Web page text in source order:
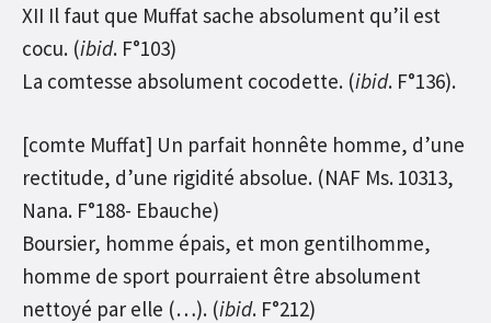
XII Il faut que Muffat sache absolument qu’il est
cocu. (ibid. F°103)
La comtesse absolument cocodette. (ibid. F°136).
[comte Muffat] Un parfait honnête homme, d’une
rectitude, d’une rigidité absolue. (NAF Ms. 10313,
Nana. F°188- Ebauche)
Boursier, homme épais, et mon gentilhomme,
homme de sport pourraient être absolument
nettoyé par elle (…). (ibid. F°212)